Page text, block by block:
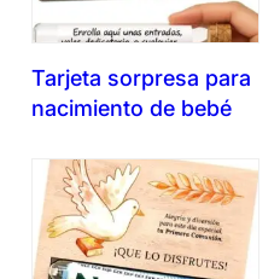
Tarjeta sorpresa para
nacimiento de bebé